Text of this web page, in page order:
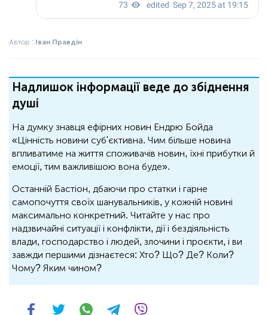
Автор : Іван Правдін
Надлишок інформації веде до збіднення
душі
На думку знавця ефірних новин Ендрю Бойда
«Цінність новини суб'єктивна. Чим більше новина
впливатиме на життя споживачів новин, їхні прибутки й
емоції, тим важливішою вона буде».
Останній Бастіон, дбаючи про статки і гарне
самопочуття своїх шанувальників, у кожній новині
максимально конкретний. Читайте у нас про
надзвичайні ситуації і конфлікти, дії і бездіяльність
влади, господарство і людей, злочини і проєкти, і ви
завжди першими дізнаєтеся: Хто? Що? Де? Коли?
Чому? Яким чином?